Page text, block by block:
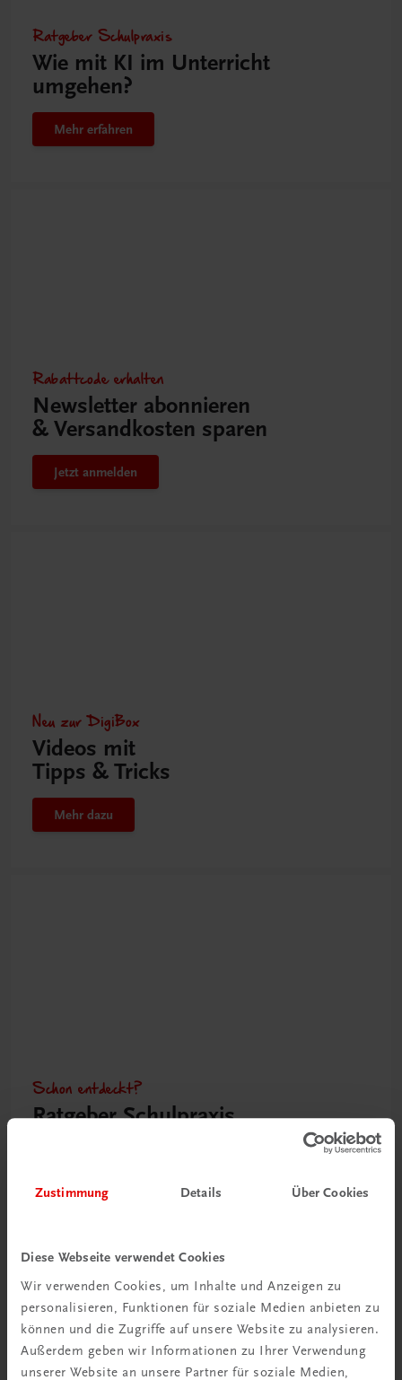
Zustimmung Details Über Cookies
Diese Webseite verwendet Cookies
Wir verwenden Cookies, um Inhalte und Anzeigen zu
personalisieren, Funktionen für soziale Medien anbieten zu
können und die Zugriffe auf unsere Website zu analysieren.
Außerdem geben wir Informationen zu Ihrer Verwendung
unserer Website an unsere Partner für soziale Medien,
Ratgeber Schulpraxis
Wie mit KI im Unterricht
umgehen?
Mehr erfahren
Rabattcode erhalten
Newsletter abonnieren
& Versandkosten sparen
Jetzt anmelden
Neu zur DigiBox
Videos mit
Tipps & Tricks
Mehr dazu
Schon entdeckt?
Ratgeber Schulpraxis